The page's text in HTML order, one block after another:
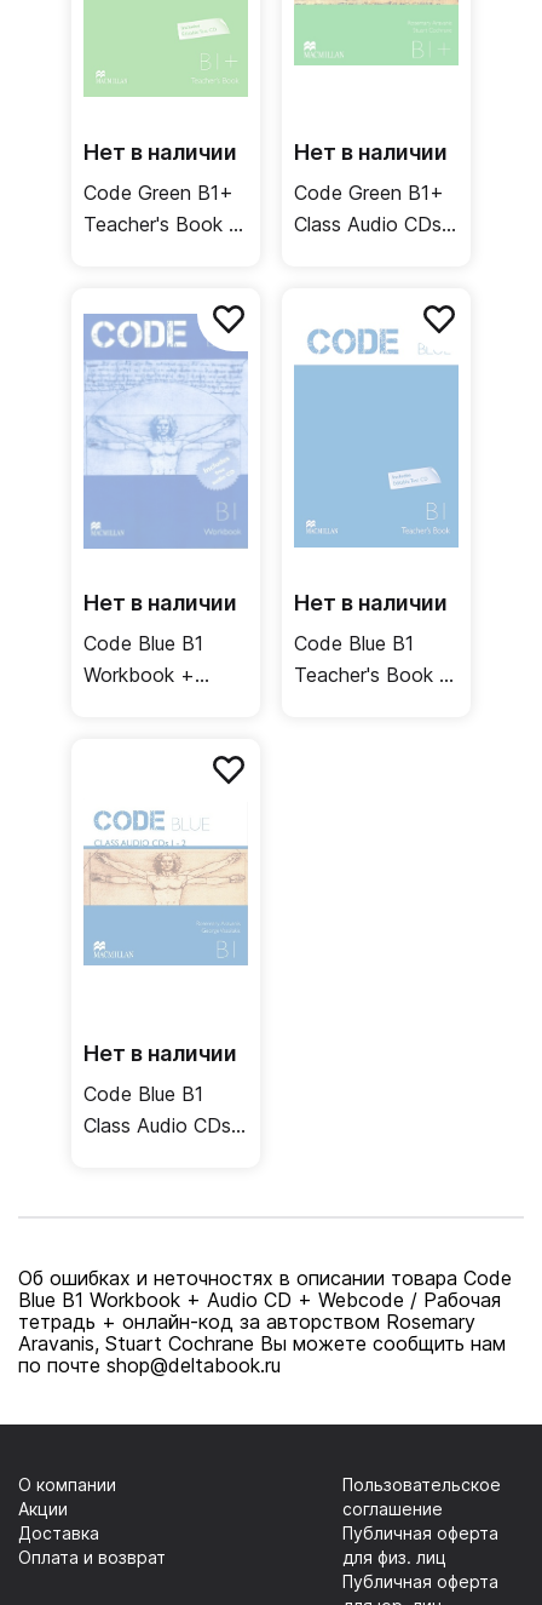
Нет в наличии
Code Green B1+
Teacher's Book +
Нет в наличии
Code Green B1+
Class Audio CDs /
Нет в наличии
Code Blue B1
Workbook +
Нет в наличии
Code Blue B1
Teacher's Book +
Нет в наличии
Code Blue B1
Class Audio CDs /
Об ошибках и неточностях в описании товара Code
Blue B1 Workbook + Audio CD + Webcode / Рабочая
тетрадь + онлайн-код за авторством Rosemary
Aravanis, Stuart Cochrane Вы можете сообщить нам
по почте shop@deltabook.ru
О компании
Акции
Доставка
Оплата и возврат
Пользовательское
соглашение
Публичная оферта
для физ. лиц
Публичная оферта